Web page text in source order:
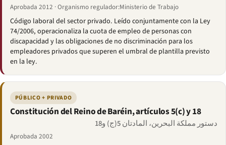
Aprobada 2012 · Organismo regulador:Ministerio de Trabajo
Código laboral del sector privado. Leído conjuntamente con la Ley
74/2006, operacionaliza la cuota de empleo de personas con
discapacidad y las obligaciones de no discriminación para los
empleadores privados que superen el umbral de plantilla previsto
en la ley.
PÚBLICO + PRIVADO
Constitución del Reino de Baréin, artículos 5(c) y 18
دستور مملكة البحرين، المادتان 5(ج) و18
Aprobada 2002